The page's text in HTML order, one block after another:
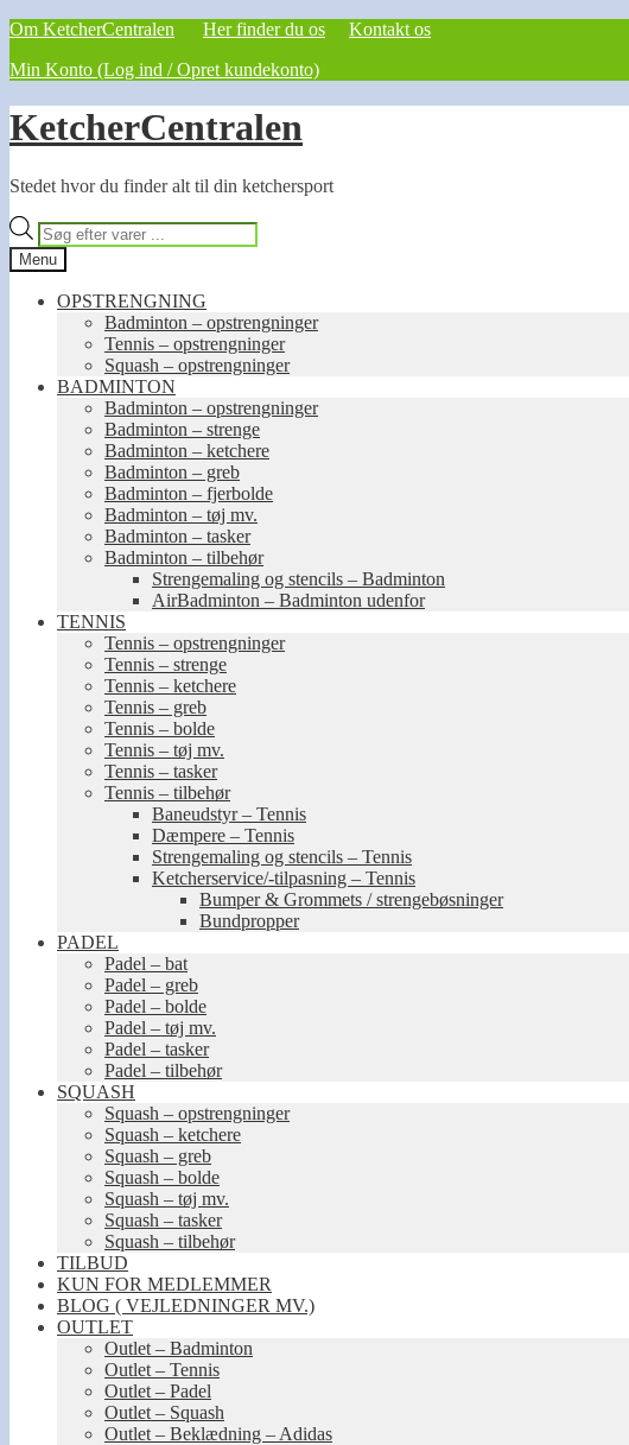
Om KetcherCentralen Her finder du os
Kontakt os
Min Konto (Log ind / Opret kundekonto)
Spring
til
Spring
til
KetcherCentralen
Stedet hvor du finder alt til din ketchersport
Products
search
Menu
OPSTRENGNING
Badminton – opstrengninger
Tennis – opstrengninger
Squash – opstrengninger
BADMINTON
Badminton – opstrengninger
Badminton – strenge
Badminton – ketchere
Badminton – greb
Badminton – fjerbolde
Badminton – tøj mv.
Badminton – tasker
Badminton – tilbehør
Strengemaling og stencils – Badminton
AirBadminton – Badminton udenfor
TENNIS
Tennis – opstrengninger
Tennis – strenge
Tennis – ketchere
Tennis – greb
Tennis – bolde
Tennis – tøj mv.
Tennis – tasker
Tennis – tilbehør
Baneudstyr – Tennis
Dæmpere – Tennis
Strengemaling og stencils – Tennis
Ketcherservice/-tilpasning – Tennis
Bumper & Grommets / strengebøsninger
Bundpropper
PADEL
Padel – bat
Padel – greb
Padel – bolde
Padel – tøj mv.
Padel – tasker
Padel – tilbehør
SQUASH
Squash – opstrengninger
Squash – ketchere
Squash – greb
Squash – bolde
Squash – tøj mv.
Squash – tasker
Squash – tilbehør
TILBUD
KUN FOR MEDLEMMER
BLOG ( VEJLEDNINGER MV.)
OUTLET
Outlet – Badminton
Outlet – Tennis
Outlet – Padel
Outlet – Squash
Outlet – Beklædning – Adidas